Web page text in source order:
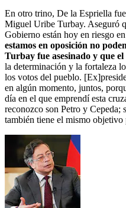
En otro trino, De la Espriella
Miguel Uribe Turbay. Aseguró
Gobierno están hoy en riesgo
estamos en oposición no
Turbay fue asesinado y que
la determinación y la fortaleza
los votos del pueblo.
en algún momento, juntos,
día en el que emprendí esta
reconozco son Petro y Cepeda;
también tiene el mismo